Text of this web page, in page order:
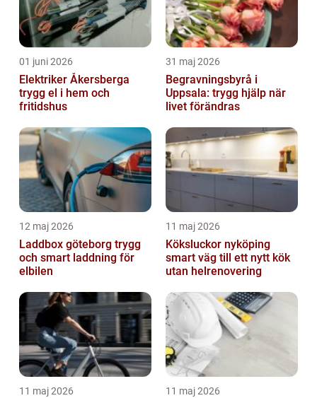
01 juni 2026
Elektriker Åkersberga
trygg el i hem och
fritidshus
31 maj 2026
Begravningsbyrå i
Uppsala: trygg hjälp när
livet förändras
12 maj 2026
Laddbox göteborg trygg
och smart laddning för
elbilen
11 maj 2026
Köksluckor nyköping
smart väg till ett nytt kök
utan helrenovering
11 maj 2026 11 maj 2026